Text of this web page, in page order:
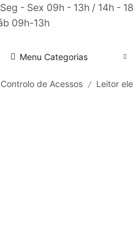
Seg - Sex 09h - 13h / 14h -
09h-13h
Menu Categorias
de Acessos / Leitor